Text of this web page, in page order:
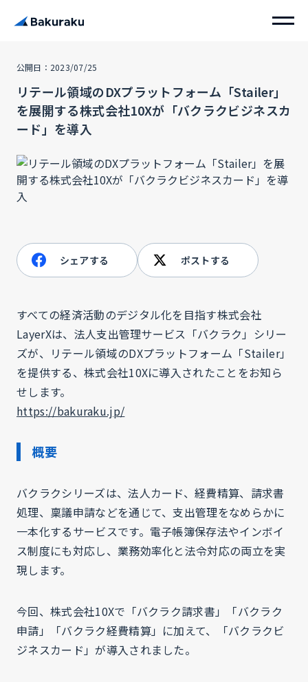
公開日：2023/07/25
リテール領域のDXプラットフォーム「Stailer」
を展開する株式会社10Xが「バクラクビジネスカ
ード」を導入
シェアする ポストする
すべての経済活動のデジタル化を目指す株式会社
LayerXは、法人支出管理サービス「バクラク」シリー
ズが、リテール領域のDXプラットフォーム「Stailer」
を提供する、株式会社10Xに導入されたことをお知ら
せします。
https://bakuraku.jp/
概要
バクラクシリーズは、法人カード、経費精算、請求書
処理、稟議申請などを通じて、支出管理をなめらかに
一本化するサービスです。電子帳簿保存法やインボイ
ス制度にも対応し、業務効率化と法令対応の両立を実
現します。
今回、株式会社10Xで「バクラク請求書」「バクラク
申請」「バクラク経費精算」に加えて、「バクラクビ
ジネスカード」が導入されました。